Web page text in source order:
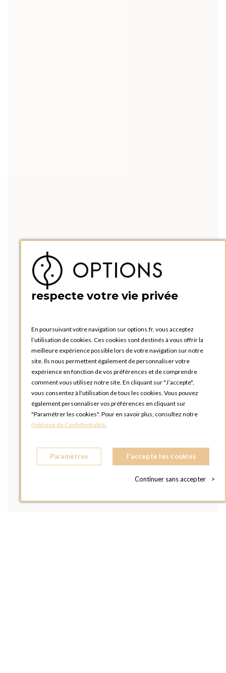
respecte votre vie privée
En poursuivant votre navigation sur options.fr, vous acceptez
l’utilisation de cookies. Ces cookies sont destinés à vous offrir la
meilleure expérience possible lors de votre navigation sur notre
site. Ils nous permettent également de personnaliser votre
expérience en fonction de vos préférences et de comprendre
comment vous utilisez notre site. En cliquant sur "J’accepte",
vous consentez à l'utilisation de tous les cookies. Vous pouvez
également personnaliser vos préférences en cliquant sur
"Paramétrer les cookies". Pour en savoir plus, consultez notre
Politique de Confidentialité.
Paramètres J'accepte les cookies
Continuer sans accepter >